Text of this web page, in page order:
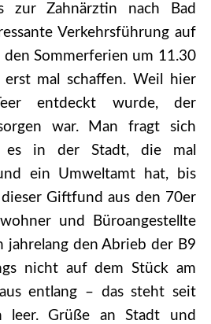
zur Zahnärztin nach Bad
Verkehrsführung auf
Sommerferien um 11.30
mal schaffen. Weil hier
entdeckt wurde, der
war. Man fragt sich
es in der Stadt, die mal
ein Umweltamt hat, bis
Giftfund aus den 70er
und Büroangestellte
den Abrieb der B9
nicht auf dem Stück am
entlang – das steht seit
leer. Grüße an Stadt und